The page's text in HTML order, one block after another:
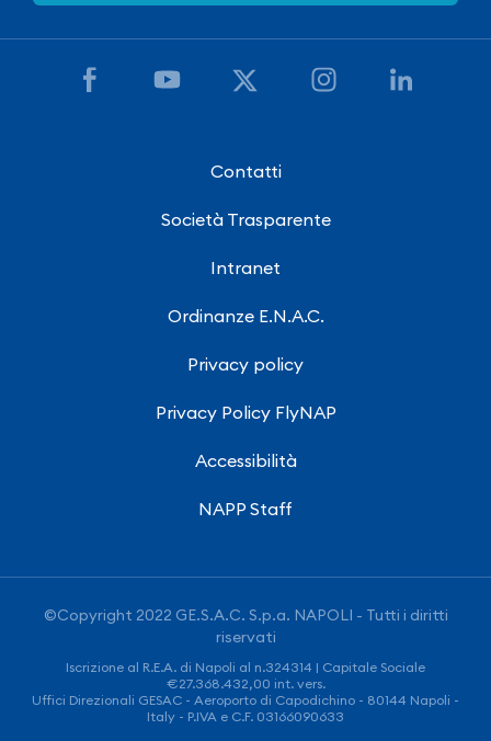
Contatti
Società Trasparente
Intranet
Ordinanze E.N.A.C.
Privacy policy
Privacy Policy FlyNAP
Accessibilità
NAPP Staff
©Copyright 2022 GE.S.A.C. S.p.a. NAPOLI - Tutti i diritti
riservati
Iscrizione al R.E.A. di Napoli al n.324314 | Capitale Sociale
€27.368.432,00 int. vers.
Uffici Direzionali GESAC - Aeroporto di Capodichino - 80144 Napoli -
Italy - P.IVA e C.F. 03166090633